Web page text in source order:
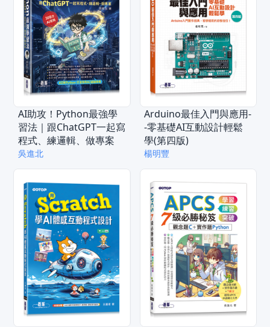
AI助攻！Python最強學
習法｜跟ChatGPT一起寫
程式、練邏輯、做專案
吳進北
Arduino最佳入門與應用-
-零基礎AI互動設計輕鬆
學(第四版)
楊明豐